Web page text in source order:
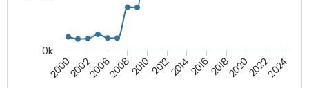
200020022006200820102012201420162018202020222024
0k